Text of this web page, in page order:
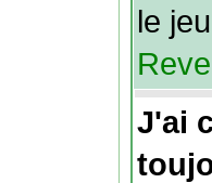
le
J'ai